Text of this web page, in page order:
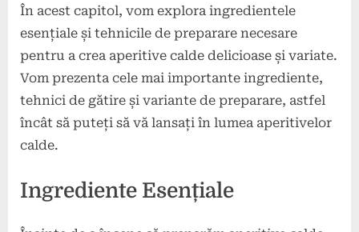
În acest capitol, vom explora ingredientele
esențiale și tehnicile de preparare necesare
pentru a crea aperitive calde delicioase și variate.
Vom prezenta cele mai importante ingrediente,
tehnici de gătire și variante de preparare, astfel
încât să puteți să vă lansați în lumea aperitivelor
calde.
Ingrediente Esențiale